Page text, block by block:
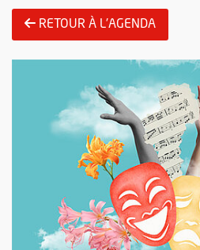
RETOUR À L'AGENDA